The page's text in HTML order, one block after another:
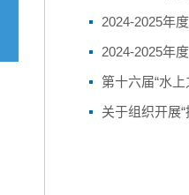
2024-2025年
2024-2025年
第十六届“水
关于组织开展